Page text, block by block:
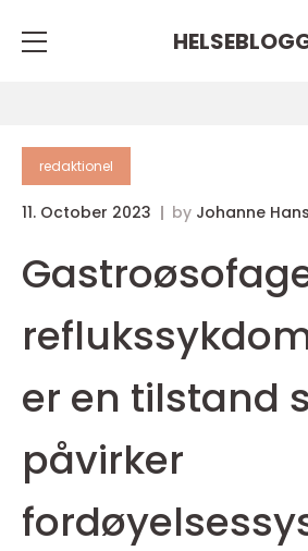
redaktionel
11. October 2023 by Johanne
er en tilstand
påvirker